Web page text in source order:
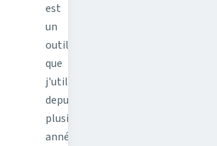
est
un
outil
que
j'utilise
depuis
plusieurs
années,